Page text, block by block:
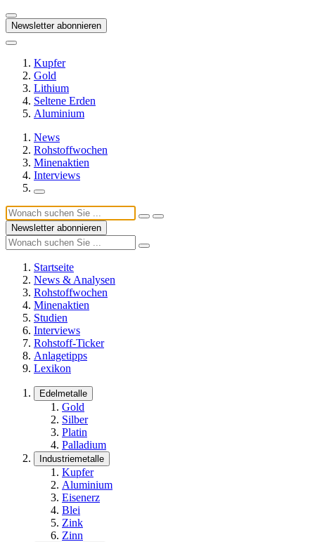
Newsletter abonnieren
Kupfer
Gold
Lithium
Seltene Erden
Aluminium
News
Rohstoffwochen
Minenaktien
Interviews
Newsletter abonnieren
Startseite
News & Analysen
Rohstoffwochen
Minenaktien
Studien
Interviews
Rohstoff-Ticker
Anlagetipps
Lexikon
Edelmetalle
Gold
Silber
Platin
Palladium
Industriemetalle
Kupfer
Aluminium
Eisenerz
Blei
Zink
Zinn